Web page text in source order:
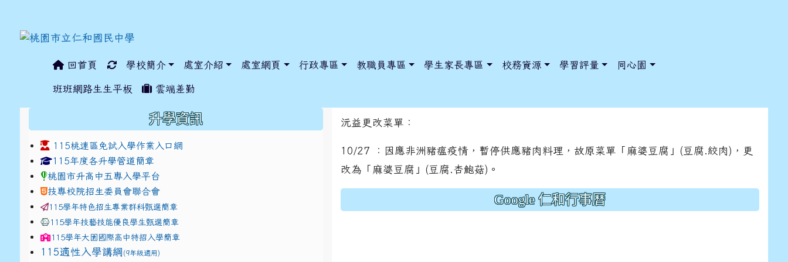
回首頁 學校簡介 處室介紹 處室網頁 行政專區 教職員專區 學生家長專區 校務資源 學習評量 同心園
班班網路生生平板 雲端差勤
更改菜單公告-沅益
沅益更改菜單：
10/27 ：因應非洲豬瘟疫情，暫停供應豬肉料理，故原菜單「麻婆豆腐」(豆腐.絞肉)，更
改為「麻婆豆腐」(豆腐.杏鮑菇)。
Google 仁和行事曆
升學資訊
115桃連區免試入學作業入口網
link to https://www.jhjhs.tyc.edu.tw/modules/tadnews/index.php?nsn=5425
115年度各升學管道簡章link to http://tyc.entry.edu.tw/NoExamImitate_TL/NoExamImitateHome/Page/Public/ChooseSys?s=05 style=font-size: 1rem; background-
link to http://tyc.entry.edu.tw/NoExamImitate_TL/NoExamImitateHome/Page/Public/ChooseSys?s=05 style=font-size: 1rem; background-
桃園市升高中五專入學平台
技專校院招生委員會聯合會
115學年特色招生專業群科甄選簡章
115學年技藝技能優良學生甄選簡章
115學年大園國際高中特招入學簡章
115適性入學講綱 (9年級適用)